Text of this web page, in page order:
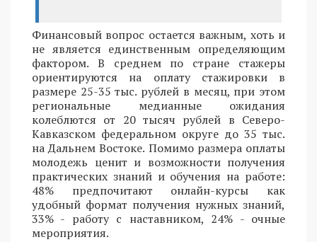
Финансовый вопрос остается важным, хоть и
не является единственным определяющим
фактором. В среднем по стране стажеры
ориентируются на оплату стажировки в
размере 25-35 тыс. рублей в месяц, при этом
региональные медианные ожидания
колеблются от 20 тысяч рублей в Северо-
Кавказском федеральном округе до 35 тыс.
на Дальнем Востоке. Помимо размера оплаты
молодежь ценит и возможности получения
практических знаний и обучения на работе:
48% предпочитают онлайн-курсы как
удобный формат получения нужных знаний,
33% - работу с наставником, 24% - очные
мероприятия.